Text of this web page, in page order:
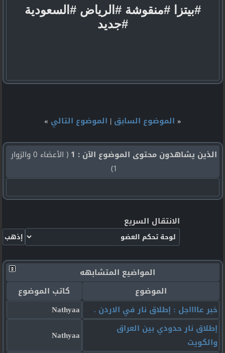
#بيتزا #منقوشة #الرياض #السعودية
#جديد
« الموضوع السابق | الموضوع التالي »
الذين يشاهدون محتوى الموضوع الآن : 1
( الأعضاء 0 والزوار
1)
الانتقال السريع
المواضيع المتشابهه
الموضوع
كاتب الموضوع
خبر عااااجل : إطلاق نار في الاردن .
Nathyaa
إطلاق نار حدودي بين العراق
والكويت
Nathyaa